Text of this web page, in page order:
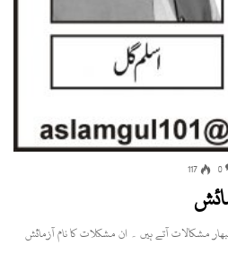
0
117
مشکالات آتے ہیں ۔ ان مشکلات کا نام آزمائش